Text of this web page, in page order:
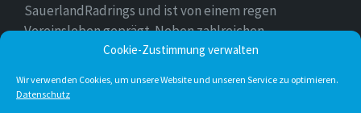
Cookie-Zustimmung verwalten
Wir verwenden Cookies, um unsere Website und unseren Service zu optimieren.
Datenschutz
SauerlandRadrings und ist von einem regen
Vereinsleben geprägt. Neben zahlreichen
Freizeitmöglichkeiten ist unser Ort für sein